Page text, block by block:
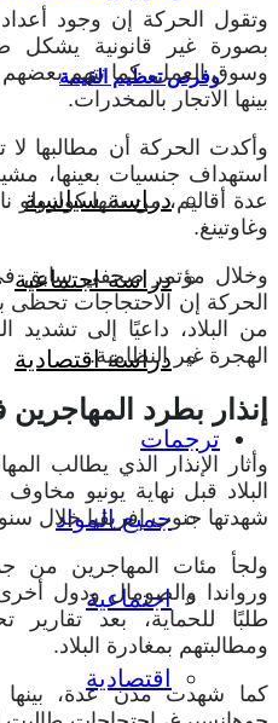
وفرص تعظيم القيمة
دراسة سياسية
دراسة اجتماعية
دراسة اقتصادية
ترجمات
جميع المواد
اجتماعية
اقتصادية
وتقول الحركة إن وجود
بصورة غير قانونية يشكل
وسوق العمل، كما تتهم
بينها الاتجار بالمخدرات.
وأكدت الحركة أن مطالبها لا
استهداف جنسيات بعينها،
عدة أقاليم، من بينها كوازولو
وغاوتينغ.
وخلال مؤتمر صحفي سابق
الحركة إن الاحتجاجات تحظى
من البلاد، داعيًا إلى تشديد
الهجرة غير النظامية.
إنذار بطرد
وأثار الإنذار الذي يطالب
البلاد قبل نهاية يونيو
شهدتها جنوب إفريقيا خلال
ولجأ مئات المهاجرين من
ورواندا والصومال ودول
طلبًا للحماية، بعد
ومطالبتهم بمغادرة البلاد.
كما شهدت مدن عدة، بينها